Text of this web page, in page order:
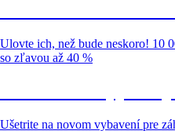
Ulovte ich, než bude neskoro! 10
so zľavou až 40 %
Ušetrite na novom vybavení pre